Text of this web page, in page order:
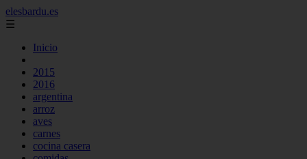
elesbardu.es
☰
Inicio
2015
2016
argentina
arroz
aves
carnes
cocina casera